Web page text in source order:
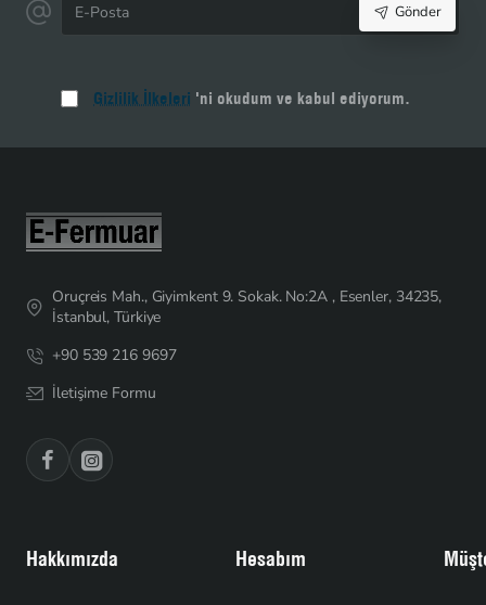
Posta
Gönder
Gizlilik İlkeleri 'ni okudum ve kabul ediyorum.
Oruçreis Mah., Giyimkent 9. Sokak. No:2A , Esenler, 34235,
İstanbul, Türkiye
+90 539 216 9697
İletişime Formu
Hakkımızda Hesabım